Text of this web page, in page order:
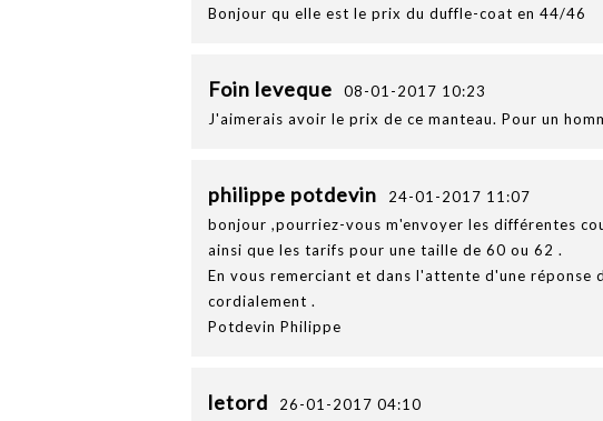
Bonjour qu elle est le prix du duffle-coat en 44/46
Foin leveque 08-01-2017 10:23
J'aimerais avoir le prix de ce manteau. Pour un
philippe potdevin 24-01-2017 11:07
bonjour ,pourriez-vous m'envoyer les différentes
ainsi que les tarifs pour une taille de 60 ou 62 .
En vous remerciant et dans l'attente d'une réponse
cordialement .
Potdevin Philippe
letord 26-01-2017 04:10